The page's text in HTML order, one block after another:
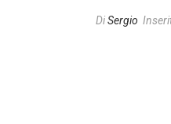
DiSergio